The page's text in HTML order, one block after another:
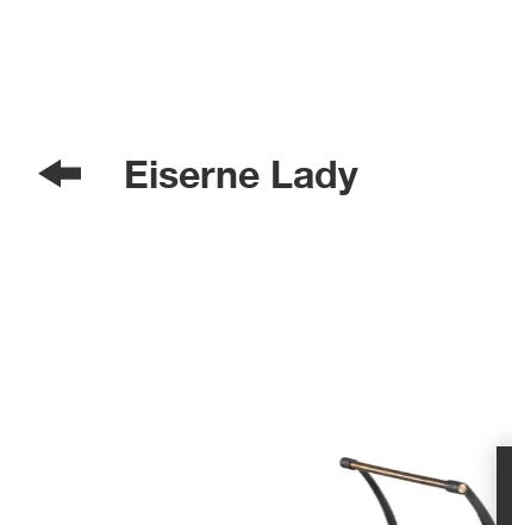
Eiserne Lady